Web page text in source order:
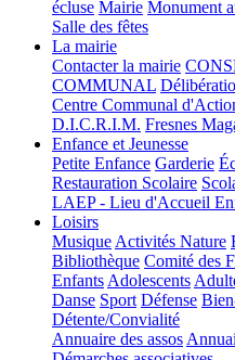
écluse Mairie Monument
Salle des fêtes
La mairie
Contacter la mairie
COMMUNAL
Centre Communal
D.I.C.R.I.M. Fresnes
Enfance et Jeunesse
Petite Enfance Garderie
Restauration Scolaire
LAEP - Lieu d'Accueil
Loisirs
MusiqueActivités Nature
Bibliothèque Comité des
EnfantsAdolescents
Danse Sport Défense
Détente/Convialité
Annuaire des assos